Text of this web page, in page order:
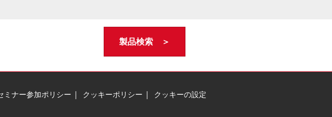
製品検索 ＞
ミナー参加ポリシー クッキーポリシー クッキーの設定